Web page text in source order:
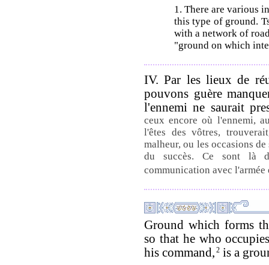
1. There are various
this type of ground.
with a network of
"ground on which
IV. Par les lieux de
pouvons guère
l'ennemi ne saurait
ceux encore où l'ennemi,
l'êtes des vôtres,
malheur, ou les occasions
du succès. Ce sont là
communication avec l'armée
Ground which forms
so that he who
his command, 2 is a